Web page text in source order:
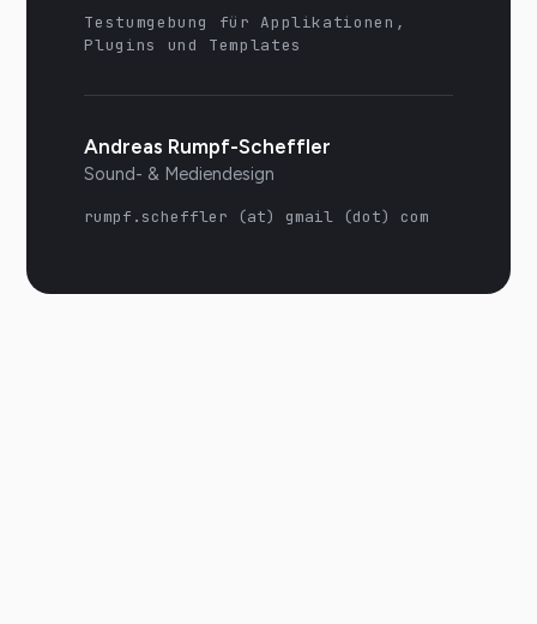
Testumgebung für Applikationen,
Plugins und Templates
Andreas Rumpf-Scheffler
Sound- & Mediendesign
rumpf.scheffler (at) gmail (dot) com